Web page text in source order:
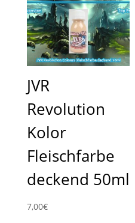
JVR
Revolution
Kolor
Fleischfarbe
deckend 50ml
7,00€